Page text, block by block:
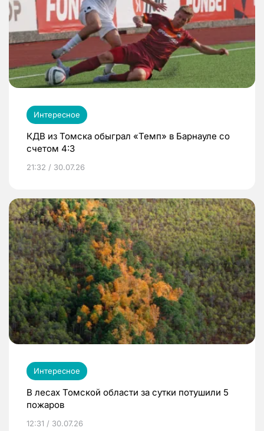
Интересное
КДВ из Томска обыграл «Темп» в Барнауле со
счетом 4:3
21:32 / 30.07.26
Интересное
В лесах Томской области за сутки потушили 5
пожаров
12:31 / 30.07.26